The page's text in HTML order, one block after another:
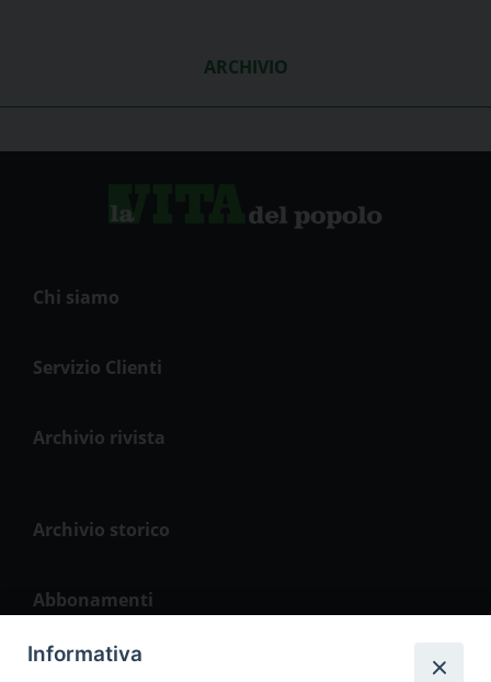
ARCHIVIO
Chi siamo
Servizio Clienti
Archivio rivista
Archivio storico
Abbonamenti
Informativa